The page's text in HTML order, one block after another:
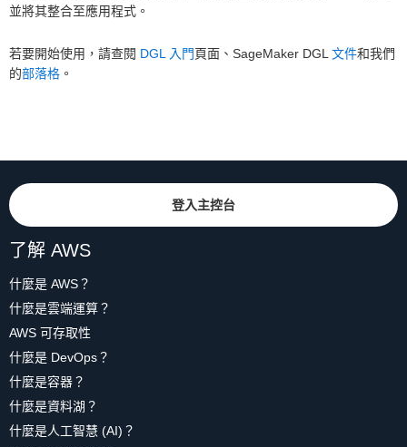
並將其整合至應用程式。
若要開始使用，請查閱 DGL 入門頁面、SageMaker DGL 文件和我們
的部落格 。
登入主控台
了解 AWS
什麼是 AWS？
什麼是雲端運算？
AWS 可存取性
什麼是 DevOps？
什麼是容器？
什麼是資料湖？
什麼是人工智慧 (AI)？